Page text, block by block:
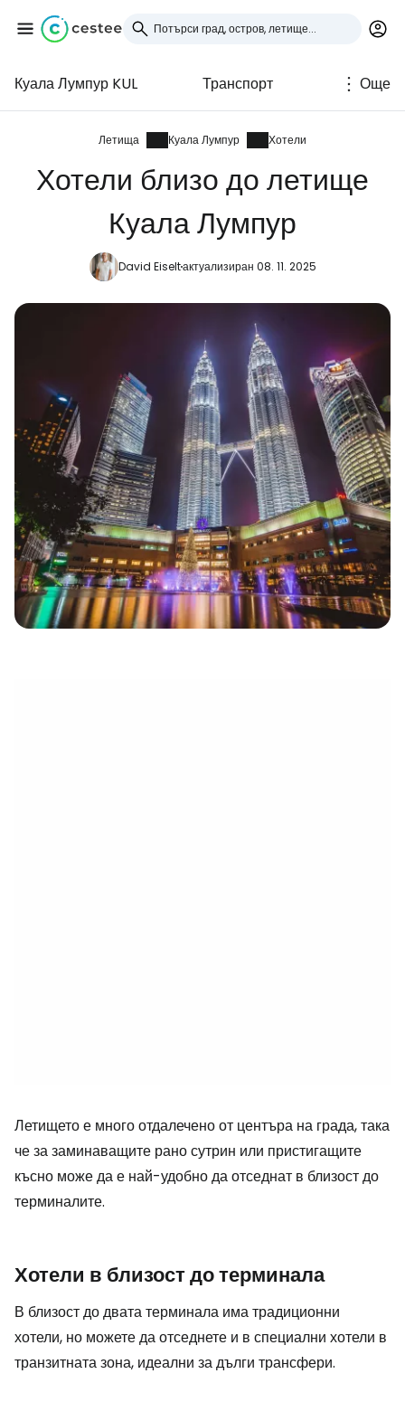
Куала Лумпур KUL Транспорт Още
Летища Куала Лумпур Хотели
Хотели близо до летище
Куала Лумпур
David Eiseltактуализиран 08. 11. 2025
Летището е много отдалечено от центъра на града, така
че за заминаващите рано сутрин или пристигащите
късно може да е най-удобно да отседнат в близост до
терминалите.
Хотели в близост до терминала
В близост до двата терминала има традиционни
хотели, но можете да отседнете и в специални хотели в
транзитната зона, идеални за дълги трансфери.
Влезте в Cestee
... световната общност на туристите
Продължете с Google
Продължете с Facebook
Продължете с имейл